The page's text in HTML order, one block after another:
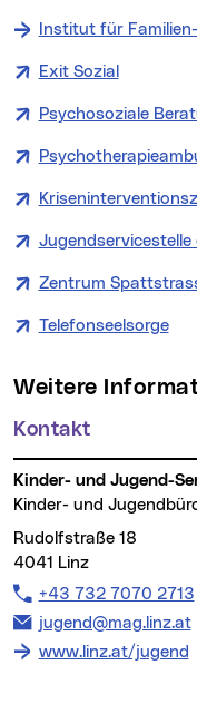
Institut für
Exit Sozial
Psychosoziale
Jugendservicestelle
Zentrum
Telefonseelsorge
Weitere
Kontakt
Kinder- und Jugend-
Kinder- und
Rudolfstraße 18
4041 Linz
Telefon:
+43 732 7070 2713
E-Mail Adresse:
jugend@mag.linz.at
www.linz.at/jugend